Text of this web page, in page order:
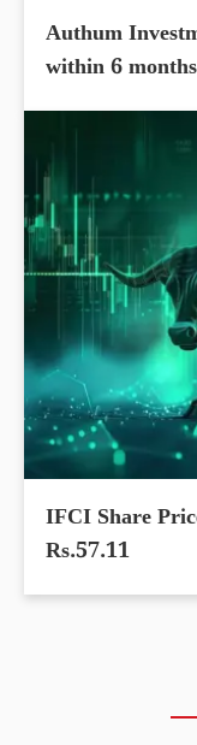
Authum
within 6 months
IFCI Share
Rs.57.11